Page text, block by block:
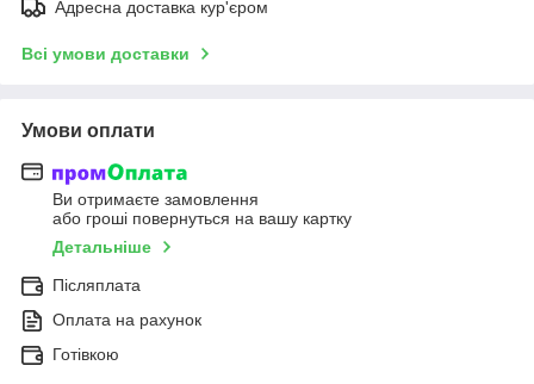
Адресна доставка кур'єром
Всі умови доставки
Умови оплати
Ви отримаєте замовлення
або гроші повернуться на вашу картку
Детальніше
Післяплата
Оплата на рахунок
Готівкою